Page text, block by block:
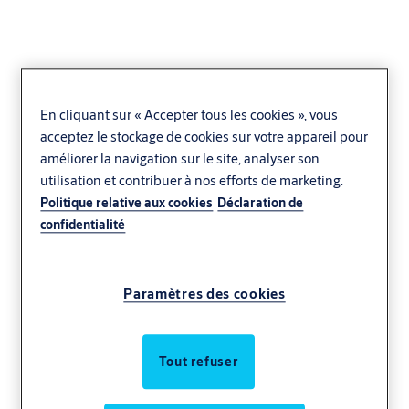
En cliquant sur « Accepter tous les cookies », vous
acceptez le stockage de cookies sur votre appareil pour
améliorer la navigation sur le site, analyser son
utilisation et contribuer à nos efforts de marketing.
Politique relative aux cookies Déclaration de
confidentialité
Paramètres des cookies
Tout refuser